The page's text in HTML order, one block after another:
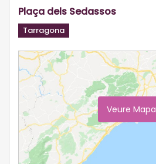
Plaça dels Sedassos
Tarragona
Veure Mapa